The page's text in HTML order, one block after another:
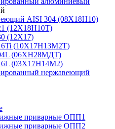
AISI 304 (08Х18Н10)
(12Х18Н10Т)
(12Х17)
(10Х17Н13М2Т)
(06ХН28МДТ)
(03Х17Н14М2)
нержавеющий
приварные ОПП1
приварные ОПП2